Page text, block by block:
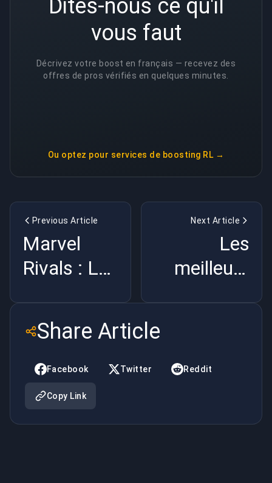
Dites-nous ce qu'il
vous faut
Décrivez votre boost en français — recevez des
offres de pros vérifiés en quelques minutes.
Ou optez pour services de boosting RL →
Previous Article
Marvel
Rivals : Les
héros
s'assemblent
dans le
monde du
Next Article
Les
meilleurs
d'innovation
Share Article
Facebook Twitter Reddit
Copy Link